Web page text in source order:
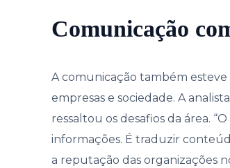
Comunicação
A comunicação também
empresas e sociedade. A
ressaltou os desafios da área.
informações. É traduzir
a reputação das organizações